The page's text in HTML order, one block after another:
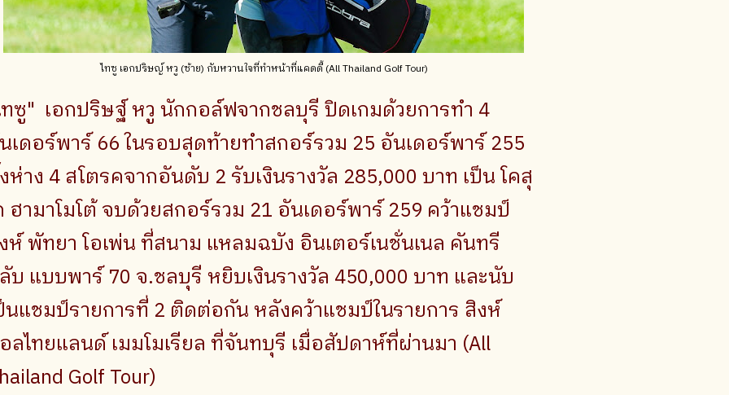
ไทซู เอกปริษญ์ หวู (ซ้าย) กับหวานใจที่ทำหน้าที่แคดดี้ (All Thailand Golf Tour)
ทซู" เอกปริษฐ์ หวู นักกอล์ฟจากชลบุรี ปิดเกมด้วยการทำ 4
เดอร์พาร์ 66 ในรอบสุดท้ายทำสกอร์รวม 25 อันเดอร์พาร์ 255
ห่าง 4 สโตรคจากอันดับ 2 รับเงินรางวัล 285,000 บาท เป็น โคสุ
ฮามาโมโต้ จบด้วยสกอร์รวม 21 อันเดอร์พาร์ 259 คว้าแชมป์
ห์ พัทยา โอเพ่น ที่สนาม แหลมฉบัง อินเตอร์เนชั่นเนล คันทรี
บ แบบพาร์ 70 จ.ชลบุรี หยิบเงินรางวัล 450,000 บาท และนับ
นแชมป์รายการที่ 2 ติดต่อกัน หลังคว้าแชมป์ในรายการ สิงห์
ลไทยแลนด์ เมมโมเรียล ที่จันทบุรี เมื่อสัปดาห์ที่ผ่านมา (All
Golf Tour)